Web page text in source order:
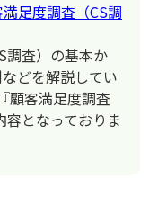
足度調査（CS調
調査）の基本か
どを解説してい
顧客満足度調査
容となっておりま